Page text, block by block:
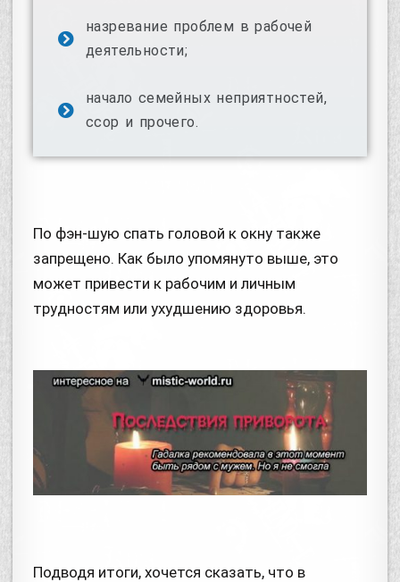
назревание проблем в рабочей
деятельности;
начало семейных неприятностей,
ссор и прочего.
По фэн-шую спать головой к окну также
запрещено. Как было упомянуто выше, это
может привести к рабочим и личным
трудностям или ухудшению здоровья.
Подводя итоги, хочется сказать, что в